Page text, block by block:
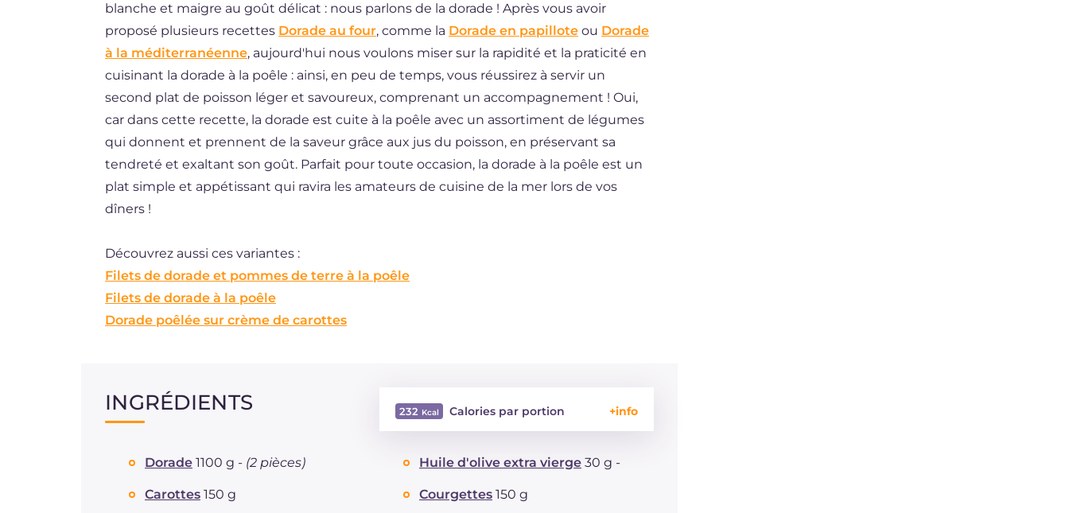
ES
DE
NL
blanche et maigre au goût délicat : nous parlons de la dorade ! Après vous avoir
proposé plusieurs recettes Dorade au four, comme la Dorade en papillote ou Dorade
à la méditerranéenne, aujourd'hui nous voulons miser sur la rapidité et la praticité en
cuisinant la dorade à la poêle : ainsi, en peu de temps, vous réussirez à servir un
second plat de poisson léger et savoureux, comprenant un accompagnement ! Oui,
car dans cette recette, la dorade est cuite à la poêle avec un assortiment de légumes
qui donnent et prennent de la saveur grâce aux jus du poisson, en préservant sa
tendreté et exaltant son goût. Parfait pour toute occasion, la dorade à la poêle est un
plat simple et appétissant qui ravira les amateurs de cuisine de la mer lors de vos
dîners !
Découvrez aussi ces variantes :
Filets de dorade et pommes de terre à la poêle
Filets de dorade à la poêle
Dorade poêlée sur crème de carottes
INGRÉDIENTS 232 Calories par portion
Glucides g
Protéine
Dorade 1100 g - (2 pièces) Huile d'olive extra vierge 30 g -
Carottes 150 g Courgettes 150 g